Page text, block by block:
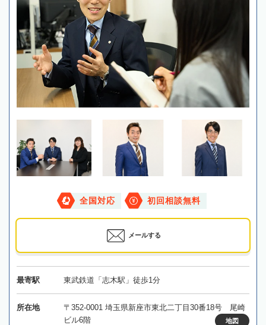
全国対応 初回相談無料
メールする
最寄駅 東武鉄道「志木駅」徒歩1分
所在地
〒352-0001 埼玉県新座市東北二丁目30番18号 尾崎
ビル6階
地図